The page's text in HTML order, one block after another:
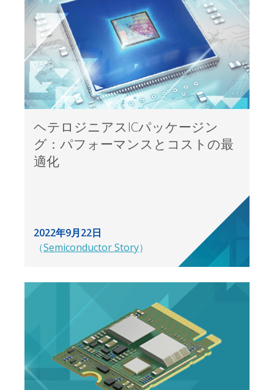
ヘテロジニアスICパッケージン
グ：パフォーマンスとコストの最
適化
2022年9月22日
（Semiconductor Story）